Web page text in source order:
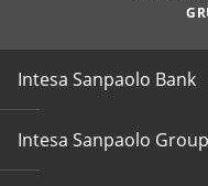
Intesa Sanpaolo Bank
Intesa Sanpaolo Group